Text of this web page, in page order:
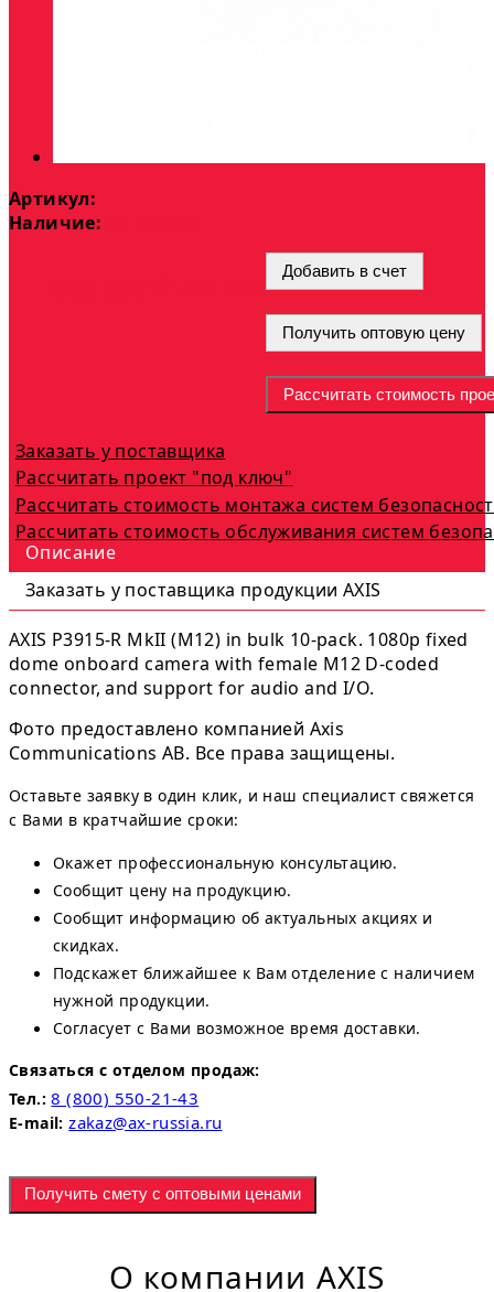
Артикул:
Наличие:
Добавить в счет
Получить оптовую цену
Рассчитать стоимость
Заказать у поставщика
Рассчитать проект "под ключ"
Рассчитать стоимость монтажа систем
Рассчитать стоимость обслуживания систем
Описание
Заказать у поставщика продукции AXIS
AXIS P3915-R MkII (M12) in bulk 10-pack. 1080p fixed
dome onboard camera with female M12 D-coded
connector, and support for audio and I/O.
Фото предоставлено компанией Axis
Communications AB. Все права защищены.
Оставьте заявку в один клик, и наш специалист свяжется
с Вами в кратчайшие сроки:
Окажет профессиональную консультацию.
Сообщит цену на продукцию.
Сообщит информацию об актуальных акциях и
скидках.
Подскажет ближайшее к Вам отделение с наличием
нужной продукции.
Согласует с Вами возможное время доставки.
Связаться с отделом продаж:
Тел.: 8 (800) 550-21-43
E-mail: zakaz@ax-russia.ru
Получить смету с оптовыми ценами
О компании AXIS